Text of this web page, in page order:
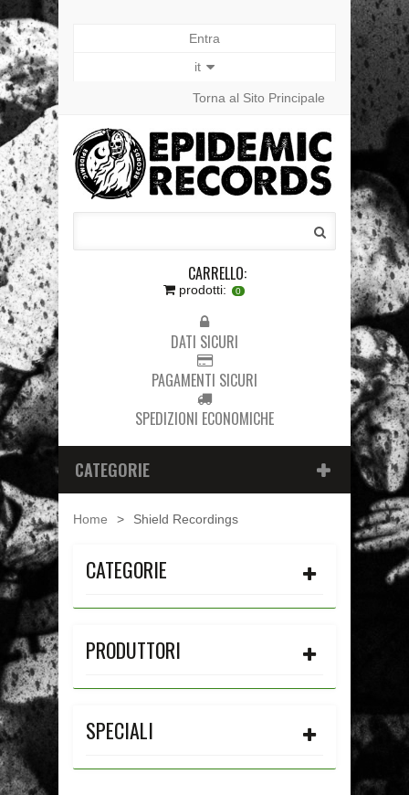
Entra
it
Torna al Sito Principale
CARRELLO:
prodotti: 0
DATI SICURI
PAGAMENTI SICURI
SPEDIZIONI ECONOMICHE
CATEGORIE
Home > Shield Recordings
CATEGORIE
PRODUTTORI
SPECIALI